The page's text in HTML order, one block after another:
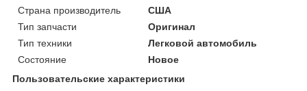
Страна производитель
США
Тип запчасти
Оригинал
Тип техники
Легковой автомобиль
Состояние
Новое
Пользовательские характеристики